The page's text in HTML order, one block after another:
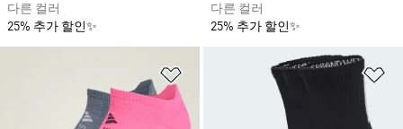
다른 컬러
25% 추가 할인✨
다른 컬러
25% 추가 할인✨
위시리스트 담기